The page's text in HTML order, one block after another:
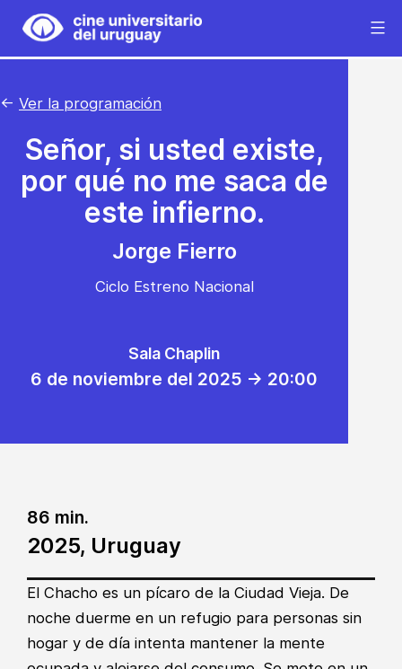
Saltar
contenido
Cine
Universitario
Uruguay
← Ver la programación
Señor, si usted existe,
por qué no me saca de
este infierno.
Jorge Fierro
Ciclo Estreno Nacional
Sala Chaplin
6 de noviembre del 2025 -> 20:00
2025, Uruguay
86 min.
El Chacho es un pícaro de la Ciudad Vieja. De
noche duerme en un refugio para personas sin
hogar y de día intenta mantener la mente